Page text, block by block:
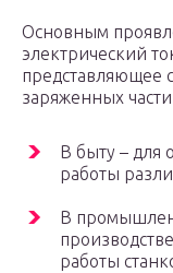
Основным
электрический
представляющее
заряженных
В быту – для
работы
В
работы